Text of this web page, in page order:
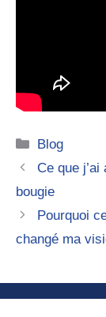
Catégories
Blog
Ce que
bougie
Pourquoi
changé ma